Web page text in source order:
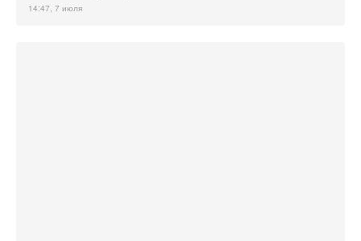
14:47, 7 июля